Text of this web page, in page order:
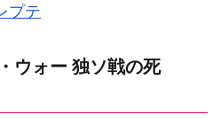
プテ
ウォー 独ソ戦の死